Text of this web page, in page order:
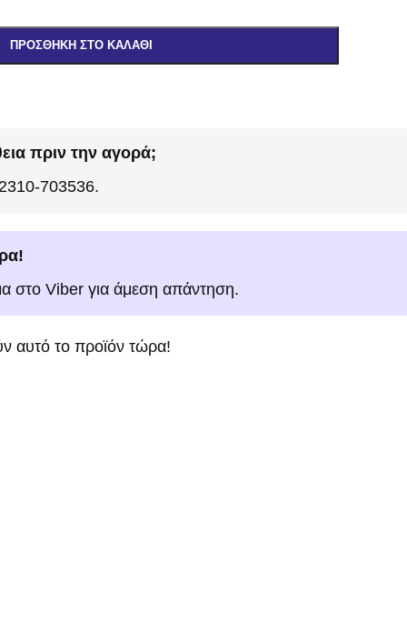
ΠΡΟΣΘΉΚΗ ΣΤΟ ΚΑΛΆΘΙ
πριν την αγορά;
703536.
στο Viber για άμεση απάντηση.
αυτό το προϊόν τώρα!